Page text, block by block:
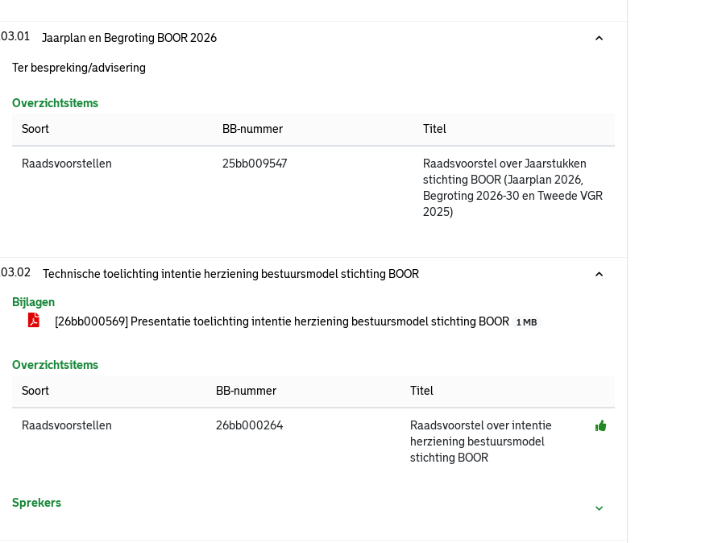
Jaarplan en Begroting BOOR 2026
Ter bespreking/advisering
Overzichtsitems
Soort
BB-nummer Titel
Raadsvoorstellen 25bb009547
Raadsvoorstel over Jaarstukken
stichting BOOR (Jaarplan 2026,
Begroting 2026-30 en Tweede VGR
2025)
Technische toelichting intentie herziening bestuursmodel stichting BOOR
Bijlagen
[26bb000569] Presentatie toelichting intentie herziening bestuursmodel stichting BOOR
1 MB
Overzichtsitems
Soort
BB-nummer Titel
Raadsvoorstellen 26bb000264
Raadsvoorstel over intentie
herziening bestuursmodel
stichting BOOR
Sprekers